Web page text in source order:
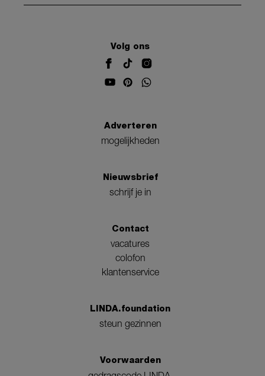
Volg ons
Adverteren
mogelijkheden
Nieuwsbrief
schrijf je in
Contact
vacatures
colofon
klantenservice
LINDA.foundation
steun gezinnen
Voorwaarden